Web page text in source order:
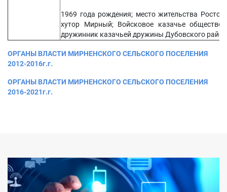
1969 года рождения; место жительства
хутор Мирный; Войсковое казачье общество
дружинник казачьей дружины Дубовского
ОРГАНЫ ВЛАСТИ МИРНЕНСКОГО СЕЛЬСКОГО ПОСЕЛЕНИЯ
2012-2016г.г.
ОРГАНЫ ВЛАСТИ МИРНЕНСКОГО СЕЛЬСКОГО ПОСЕЛЕНИЯ
2016-2021г.г.